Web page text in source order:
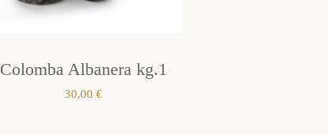
Colomba Albanera kg.1
30,00€